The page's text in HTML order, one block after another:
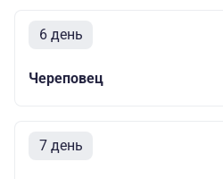
6 день
Череповец
7 день